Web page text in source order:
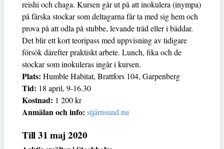
reishi och chaga. Kursen går ut på att inokulera (inympa)
på färska stockar som deltagarna får ta med sig hem och
prova på att odla på stubbe, levande träd eller i bäddar.
Det blir ett kort teoripass med uppvisning av tidigare
försök därefter praktiskt arbete. Lunch, fika och de
stockar som inokuleras ingår i kursen.
Plats: Humble Habitat, Brattfors 104, Garpenberg
Tid: 18 april, 9-16.30
Kostnad: 1 200 kr
Anmälan och info: stjärnsund.nu
Till 31 maj 2020